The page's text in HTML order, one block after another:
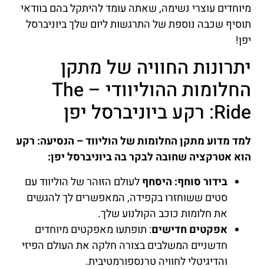
מיוחדים עוצרי נשימה, שאתה עומד להיתקל בהם בוודאי
תוסיף שכבה נוספת של התרגשות ליום שלך ביוניברסל
יפן!
יתרונות החוויה של מתקן
החלומות ההוליוודי – The
Ride: רקע ביוניברסל יפן
למד מדוע מתקן החלומות של הוליווד – הנסיעה: רקע
הוא אטרקציה שחובה לבקר בה ביוניברסל יפן:
בידור סוחף: היסחףלעולם הזוהר של הוליווד עם
סטים ששוחזרו בקפידה, המאפשרים לך להגשים
את חלומות כוכב הקולנוע שלך.
אפקטים חדישים: תופתעו מאפקטים מיוחדים
חדשניים המשלבים בצורה חלקה את העולם הפיזי
והדיגיטלי לחוויה טרנספורמטיבית.